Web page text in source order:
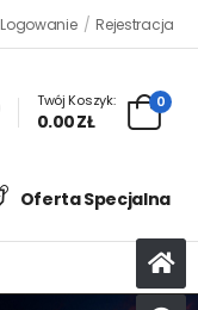
Logowanie / Rejestracja
Twój Koszyk:
0.00 ZŁ
0
Oferta Specjalna